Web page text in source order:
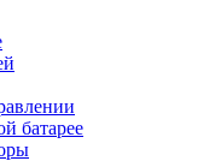
батарее